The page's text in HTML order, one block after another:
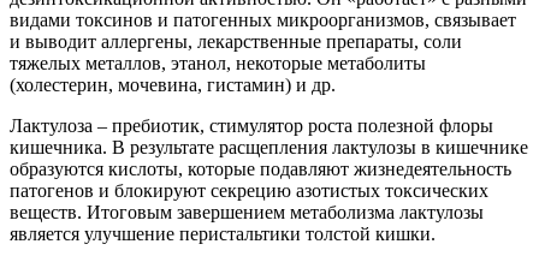
видами токсинов и патогенных микроорганизмов, связывает
и выводит аллергены, лекарственные препараты, соли
тяжелых металлов, этанол, некоторые метаболиты
(холестерин, мочевина, гистамин) и др.
Лактулоза – пребиотик, стимулятор роста полезной флоры
кишечника. В результате расщепления лактулозы в кишечнике
образуются кислоты, которые подавляют жизнедеятельность
патогенов и блокируют секрецию азотистых токсических
веществ. Итоговым завершением метаболизма лактулозы
является улучшение перистальтики толстой кишки.